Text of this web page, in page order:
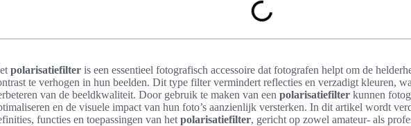
polarisatiefilter is een essentieel fotografisch accessoire dat fotografen helpt om de
te verhogen in hun beelden. Dit type filter vermindert reflecties en verzadigt kleuren,
van de beeldkwaliteit. Door gebruik te maken van een polarisatiefilter kunnen
en de visuele impact van hun foto’s aanzienlijk versterken. In dit artikel wordt
functies en toepassingen van het polarisatiefilter, gericht op zowel amateur- als